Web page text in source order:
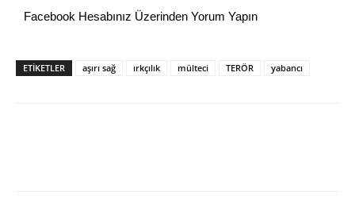
Facebook Hesabınız Üzerinden Yorum Yapın
ETİKETLER aşırı sağ ırkçılık mülteci TERÖR yabancı